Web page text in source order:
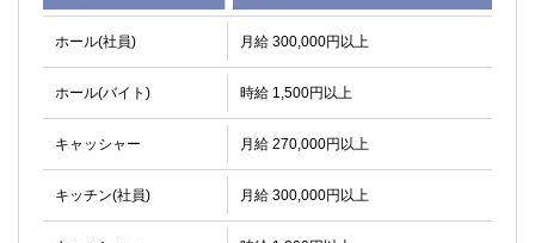
ホール(社員) 月給 300,000円以上
ホール(バイト) 時給 1,500円以上
キャッシャー 月給 270,000円以上
キッチン(社員) 月給 300,000円以上